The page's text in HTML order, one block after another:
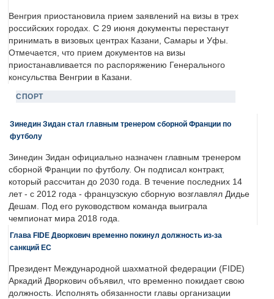
Венгрия приостановила прием заявлений на визы в трех
российских городах. С 29 июня документы перестанут
принимать в визовых центрах Казани, Самары и Уфы.
Отмечается, что прием документов на визы
приостанавливается по распоряжению Генерального
консульства Венгрии в Казани.
СПОРТ
Зинедин Зидан стал главным тренером сборной Франции по
футболу
Зинедин Зидан официально назначен главным тренером
сборной Франции по футболу. Он подписал контракт,
который рассчитан до 2030 года. В течение последних 14
лет - с 2012 года - французскую сборную возглавлял Дидье
Дешам. Под его руководством команда выиграла
чемпионат мира 2018 года.
Глава FIDE Дворкович временно покинул должность из-за
санкций ЕС
Президент Международной шахматной федерации (FIDE)
Аркадий Дворкович объявил, что временно покидает свою
должность. Исполнять обязанности главы организации